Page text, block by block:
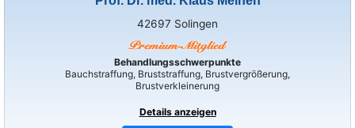
42697 Solingen
Behandlungsschwerpunkte
Bauchstraffung, Bruststraffung, Brustvergrößerung,
Brustverkleinerung
Details anzeigen